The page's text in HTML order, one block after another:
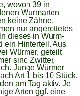
wovon 39 in
Wurmarten
keine Zähne.
nur angerottetes
dieses in Wurm-
ein Hinterteil. Aus
Würmer, geteilt
sind Zwitter,
Junge Würmer
Art 1 bis 10 Stück.
am Tag aktiv. Je
Arten ggf. eine